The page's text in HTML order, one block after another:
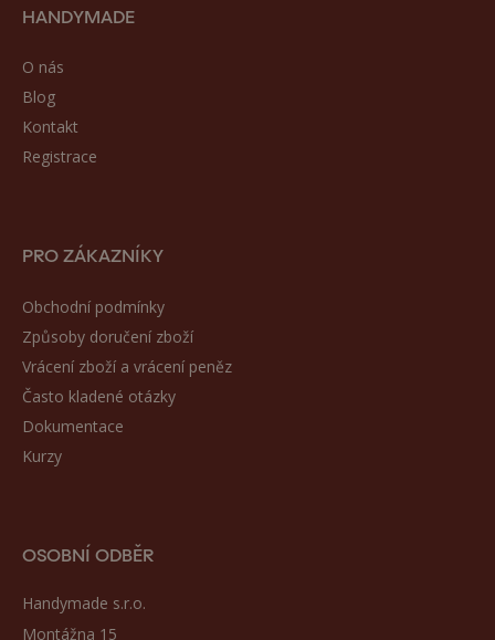
HANDYMADE
O nás
Blog
Kontakt
Registrace
PRO ZÁKAZNÍKY
Obchodní podmínky
Způsoby doručení zboží
Vrácení zboží a vrácení peněz
Často kladené otázky
Dokumentace
Kurzy
OSOBNÍ ODBĚR
Handymade s.r.o.
Montážna 15